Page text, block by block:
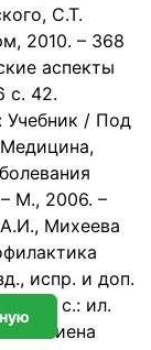
С.Т.
2010. – 368
аспекты
с. 42.
Учебник / Под
М., 2006. –
Михеева
испр. и доп.
272 с.: ил.
гигиена